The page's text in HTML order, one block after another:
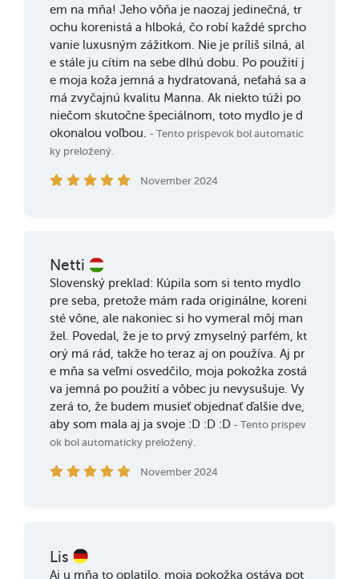
em na mňa! Jeho vôňa je naozaj jedinečná, tr
ochu korenistá a hlboká, čo robí každé sprcho
vanie luxusným zážitkom. Nie je príliš silná, al
e stále ju cítim na sebe dlhú dobu. Po použití j
e moja koža jemná a hydratovaná, neťahá sa a
má zvyčajnú kvalitu Manna. Ak niekto túži po
niečom skutočne špeciálnom, toto mydlo je d
okonalou voľbou. - Tento príspevok bol automatic
ky preložený.
November 2024
Netti
Slovenský preklad: Kúpila som si tento mydlo
pre seba, pretože mám rada originálne, koreni
sté vône, ale nakoniec si ho vymeral môj man
žel. Povedal, že je to prvý zmyselný parfém, kt
orý má rád, takže ho teraz aj on používa. Aj pr
e mňa sa veľmi osvedčilo, moja pokožka zostá
va jemná po použití a vôbec ju nevysušuje. Vy
zerá to, že budem musieť objednať ďalšie dve,
aby som mala aj ja svoje :D :D :D - Tento príspev
ok bol automaticky preložený.
November 2024
Lis
Aj u mňa to oplatilo, moja pokožka ostáva pot